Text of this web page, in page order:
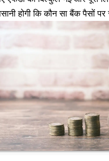
होगी कि कौन सा बैंक पैसों पर